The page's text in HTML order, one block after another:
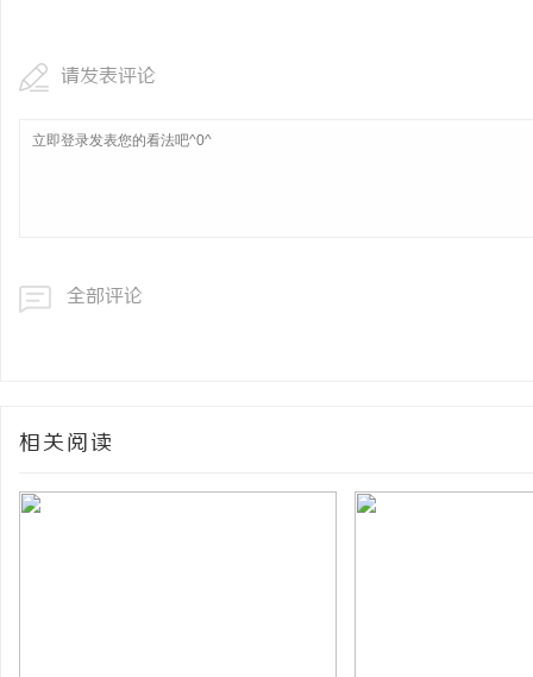
请发表评论
全部评论
相关阅读